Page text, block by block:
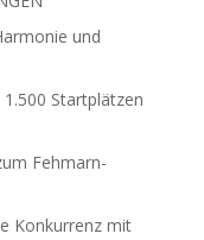
und
Startplätzen
Fehmarn-
Konkurrenz mit